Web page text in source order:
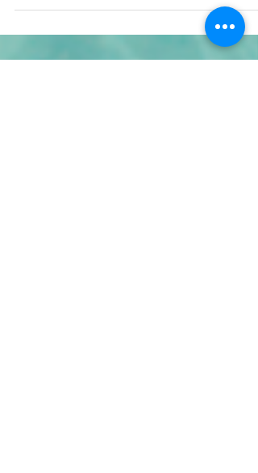
Ciência Viva no Verão: chegou o programa de
divulgação científica mais aguardado do ano!
Atividades em todo o país de 15 de julho a 15...